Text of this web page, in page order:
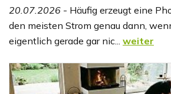
20.07.2026 - Häufig erzeugt eine
den meisten Strom genau dann,
eigentlich gerade gar nic... weiter